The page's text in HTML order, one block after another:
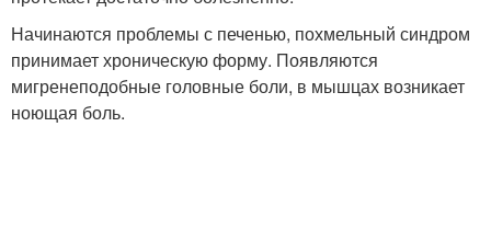
Начинаются проблемы с печенью, похмельный синдром
принимает хроническую форму. Появляются
мигренеподобные головные боли, в мышцах возникает
ноющая боль.